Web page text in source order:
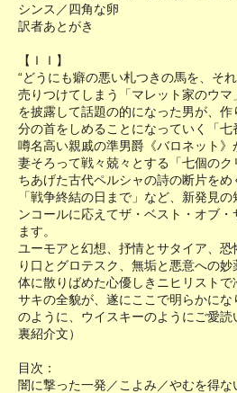
シンス／四角な卵
訳者あとがき
【ＩＩ】
“どうにも癖の悪い札つきの馬を、そ
売りつけてしまう「マレット家のウ
を披露して話題の的になった男が、
分の首をしめることになっていく「
噂名高い親戚の準男爵《バロネット
妻そろって戦々兢々とする「七個の
ちあげた古代ペルシャの詩の断片を
「戦争終結の日まで」など、新発見
ンコールに応えてザ・ベスト・オブ
ます。
ユーモアと幻想、抒情とサタイア、
り口とグロテスク、無垢と悪意への
体に散りばめた心優しきニヒリストで
サキの全貌が、遂にここで明らかに
のように、ウイスキーのようにご愛読
裏紹介文）
目次：
闇に撃った一発／こよみ／やむを得